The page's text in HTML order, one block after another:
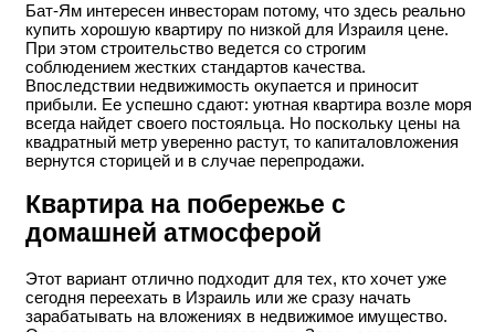
Бат-Ям интересен инвесторам потому, что здесь реально
купить хорошую квартиру по низкой для Израиля цене.
При этом строительство ведется со строгим
соблюдением жестких стандартов качества.
Впоследствии недвижимость окупается и приносит
прибыли. Ее успешно сдают: уютная квартира возле моря
всегда найдет своего постояльца. Но поскольку цены на
квадратный метр уверенно растут, то капиталовложения
вернутся сторицей и в случае перепродажи.
Квартира на побережье с
домашней атмосферой
Этот вариант отлично подходит для тех, кто хочет уже
сегодня переехать в Израиль или же сразу начать
зарабатывать на вложениях в недвижимое имущество.